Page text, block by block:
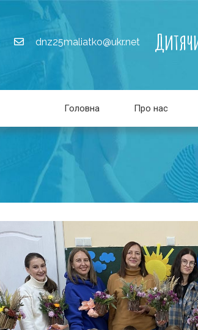
dnz25maliatko@ukr.net
Головна Про нас